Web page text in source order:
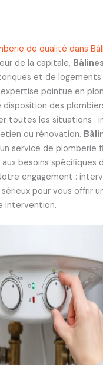
de qualité dans
de la capitale,
et de
pointue en
des
toutes les situations :
ou rénovation.
service de plomberie
besoins spécifiques
engagement :
pour vous offrir
intervention.